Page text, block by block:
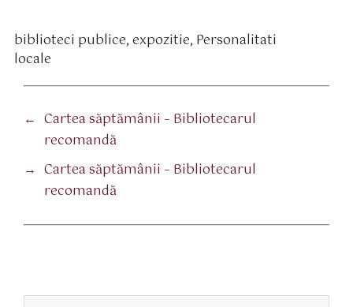
biblioteci publice,expozitie, Personalitati
locale
← Cartea săptămânii – Bibliotecarul
recomandă
→ Cartea săptămânii – Bibliotecarul
recomandă